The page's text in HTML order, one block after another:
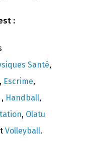
:
Santé,
, Escrime,
Handball,
, Olatu
Volleyball.